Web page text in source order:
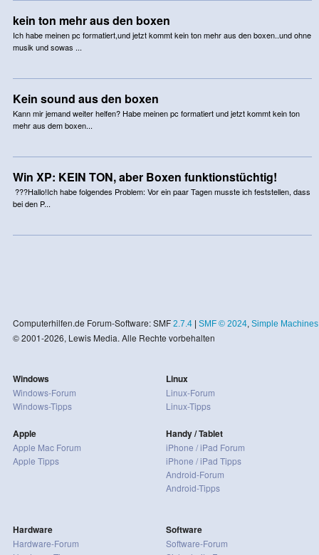
kein ton mehr aus den boxen
Ich habe meinen pc formatiert,und jetzt kommt kein ton mehr aus den boxen..und ohne
musik und sowas ...
Kein sound aus den boxen
Kann mir jemand weiter helfen? Habe meinen pc formatiert und jetzt kommt kein ton
mehr aus dem boxen...
Win XP: KEIN TON, aber Boxen funktionstüchtig!
???Hallo!Ich habe folgendes Problem: Vor ein paar Tagen musste ich feststellen, dass
bei den P...
Computerhilfen.de Forum-Software: SMF 2.7.4| SMF © 2024, Simple Machines
© 2001-2026, Lewis Media. Alle Rechte vorbehalten
Windows
Windows-Forum
Windows-Tipps
Apple
Apple Mac Forum
Apple Tipps
Linux
Linux-Forum
Linux-Tipps
Handy / Tablet
iPhone / iPad Forum
iPhone / iPad Tipps
Android-Forum
Android-Tipps
Hardware
Hardware-Forum
Software
Software-Forum